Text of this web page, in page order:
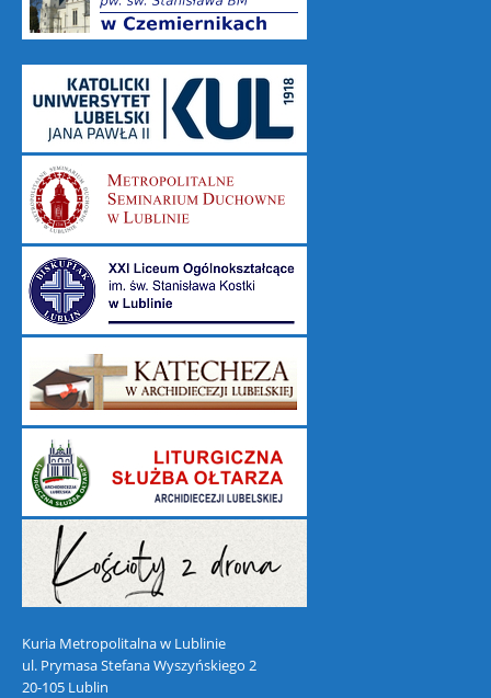
Kuria Metropolitalna w Lublinie
ul. Prymasa Stefana Wyszyńskiego 2
20-105 Lublin